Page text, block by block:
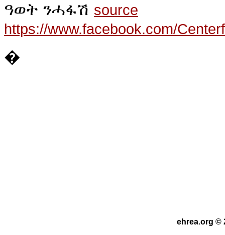
ዓወት ንሓፋሽ source
https://www.facebook.com/
�
ehrea.org ©